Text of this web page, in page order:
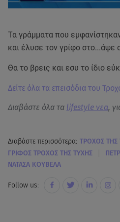
Τα γράμματα που
και έλυσε τον γρίφο στο...άψε
Θα το βρεις και εσυ το ίδιο
Δείτε όλα τα επεισόδια του
Διαβάστε όλα τα lifestyle νεα,
Διαβάστε περισσότερα: ΤΡΟΧΟΣ ΤΗΣ
ΓΡΙΦΟΣ ΤΡΟΧΟΣ ΤΗΣ ΤΥΧΗΣ
ΝΑΤΑΣΑ ΚΟΥΒΕΛΑ
Follow us: